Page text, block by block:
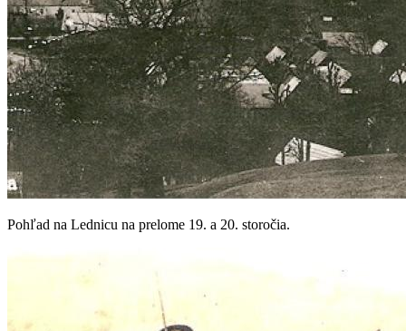
Pohľad na Lednicu na prelome 19. a 20. storočia.